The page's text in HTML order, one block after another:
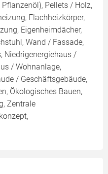
Pellets / Holz,
Flachheizkörper,
Eigenheimdächer,
Wand / Fassade,
Niedrigenergiehaus /
/ Wohnanlage,
/ Geschäftsgebäude,
Ökologisches Bauen,
Zentrale